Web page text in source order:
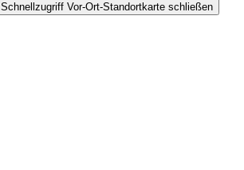
Schnellzugriff Vor-Ort-Standortkarte schließen